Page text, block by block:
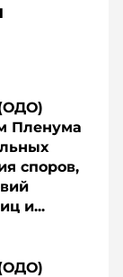
Пленума
споров,
и...